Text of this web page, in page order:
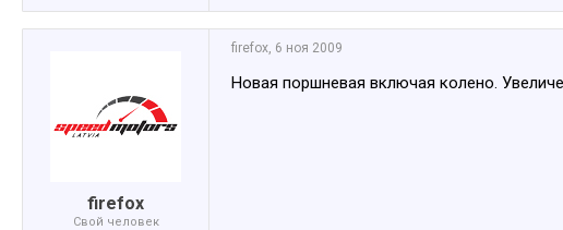
firefox
Свой человек
firefox, 6 ноя 2009
Новая поршневая включая колено.